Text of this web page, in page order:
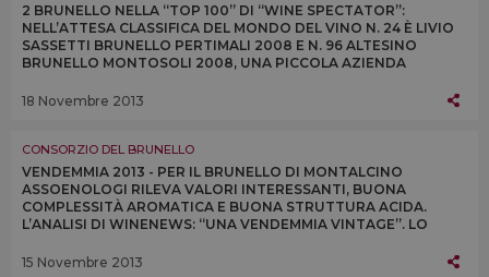
2 BRUNELLO NELLA “TOP 100” DI “WINE SPECTATOR”:
NELL’ATTESA CLASSIFICA DEL MONDO DEL VINO N. 24 È LIVIO
SASSETTI BRUNELLO PERTIMALI 2008 E N. 96 ALTESINO
BRUNELLO MONTOSOLI 2008, UNA PICCOLA AZIENDA
18 Novembre 2013
CONSORZIO DEL BRUNELLO
VENDEMMIA 2013 - PER IL BRUNELLO DI MONTALCINO
ASSOENOLOGI RILEVA VALORI INTERESSANTI, BUONA
COMPLESSITÀ AROMATICA E BUONA STRUTTURA ACIDA.
L’ANALISI DI WINENEWS: “UNA VENDEMMIA VINTAGE”. LO
15 Novembre 2013